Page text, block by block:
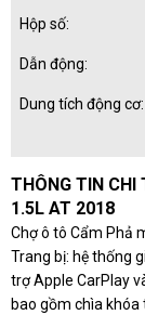
Hộp số:
Dẫn động:
Dung tích động cơ:
THÔNG TIN CHI
1.5L AT 2018
Chợ ô tô Cẩm Phả
Trang bị: hệ thống
trợ Apple CarPlay
bao gồm chìa